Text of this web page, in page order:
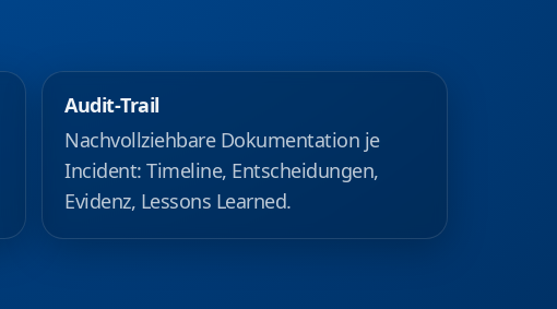
Audit‑Trail
Nachvollziehbare Dokumentation je
Incident: Timeline, Entscheidungen,
Evidenz, Lessons Learned.